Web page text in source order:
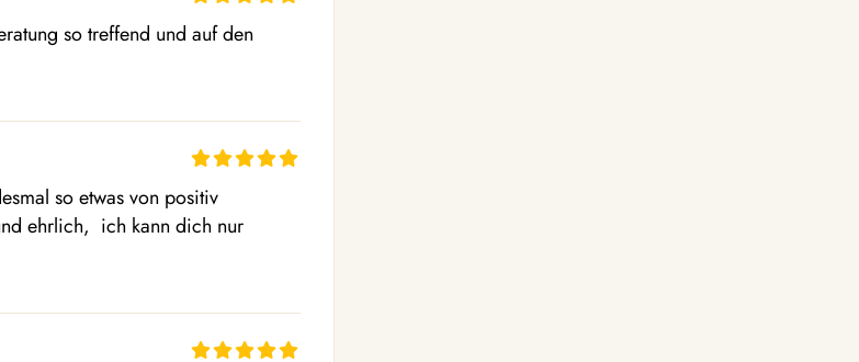
so treffend und auf den
so etwas von positiv
ehrlich,  ich kann dich nur